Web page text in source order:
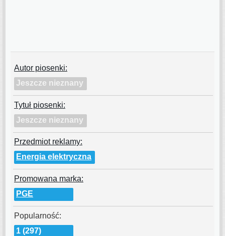
Autor piosenki:
Jeszcze nieznany
Tytuł piosenki:
Jeszcze nieznany
Przedmiot reklamy:
Energia elektryczna
Promowana marka:
PGE
Popularność:
1 (297)